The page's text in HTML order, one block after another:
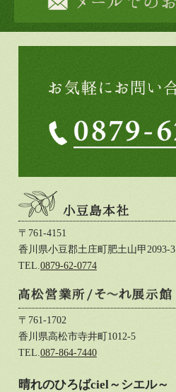
〒761-4151
香川県小豆郡土庄町肥土山甲2093-3
TEL. 0879-62-0774
〒761-1702
香川県高松市寺井町1012-5
TEL. 087-864-7440
晴れのひろばciel～シエル～